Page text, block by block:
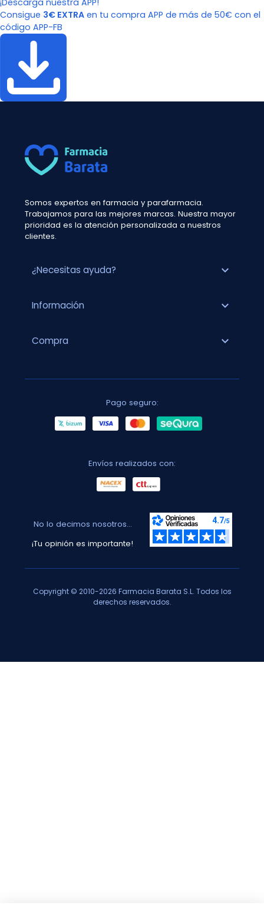
¡Descarga nuestra APP!
Consigue 3€ EXTRA en tu compra APP de más de 50€ con el
código APP-FB
Somos expertos en farmacia y parafarmacia.
Trabajamos para las mejores marcas. Nuestra mayor
prioridad es la atención personalizada a nuestros
clientes.
¿Necesitas ayuda? expand_more
Información expand_more
Compra expand_more
Pago seguro:
Envíos realizados con:
No lo decimos nosotros...
¡Tu opinión es importante!
Copyright © 2010-2026 Farmacia Barata S.L. Todos los
derechos reservados.